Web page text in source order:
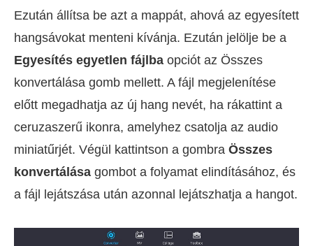
Ezután állítsa be azt a mappát, ahová az egyesített
hangsávokat menteni kívánja. Ezután jelölje be a
Egyesítés egyetlen fájlba opciót az Összes
konvertálása gomb mellett. A fájl megjelenítése
előtt megadhatja az új hang nevét, ha rákattint a
ceruzaszerű ikonra, amelyhez csatolja az audio
miniatűrjét. Végül kattintson a gombra Összes
konvertálása gombot a folyamat elindításához, és
a fájl lejátszása után azonnal lejátszhatja a hangot.